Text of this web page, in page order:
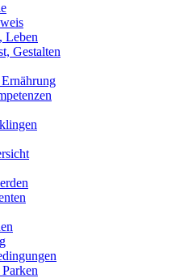
Leben
Gestalten